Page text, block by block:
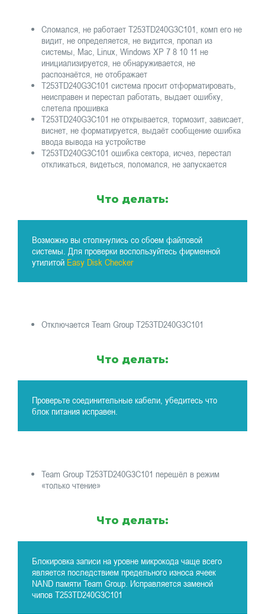
Сломался, не работает T253TD240G3C101, комп его не
видит, не определяется, не видится, пропал из
системы, Mac, Linux, Windows XP 7 8 10 11 не
инициализируется, не обнаруживается, не
распознаётся, не отображает
T253TD240G3C101 система просит отформатировать,
неисправен и перестал работать, выдает ошибку,
слетела прошивка
T253TD240G3C101 не открывается, тормозит, зависает,
виснет, не форматируется, выдаёт сообщение ошибка
ввода вывода на устройстве
T253TD240G3C101 ошибка сектора, исчез, перестал
откликаться, видеться, поломался, не запускается
Что делать:
Возможно вы столкнулись со сбоем файловой
системы. Для проверки воспользуйтесь фирменной
утилитой Easy Disk Checker
Отключается Team Group T253TD240G3C101
Что делать:
Проверьте соединительные кабели, убедитесь что
блок питания исправен.
Team Group T253TD240G3C101 перешёл в режим
«только чтение»
Что делать:
Блокировка записи на уровне микрокода чаще всего
является последствием предельного износа ячеек
NAND памяти Team Group. Исправляется заменой
чипов T253TD240G3C101